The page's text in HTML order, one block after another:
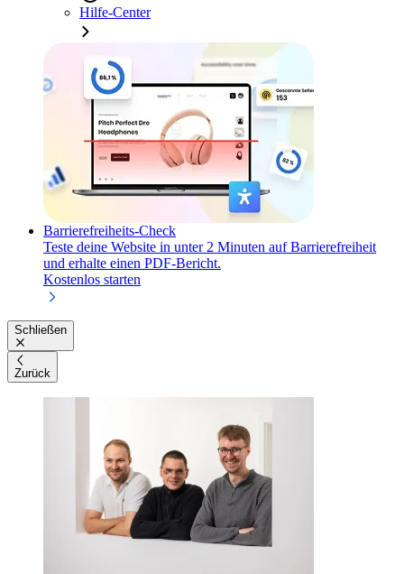
Hilfe-Center
Barrierefreiheits-Check
Teste deine Website in unter 2 Minuten auf Barrierefreiheit
und erhalte einen PDF-Bericht.
Kostenlos starten
Schließen
Zurück